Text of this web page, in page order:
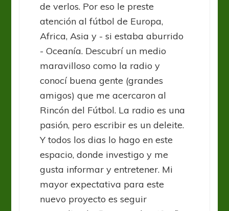
de verlos. Por eso le preste
atención al fútbol de Europa,
Africa, Asia y - si estaba aburrido
- Oceanía. Descubrí un medio
maravilloso como la radio y
conocí buena gente (grandes
amigos) que me acercaron al
Rincón del Fútbol. La radio es una
pasión, pero escribir es un deleite.
Y todos los dias lo hago en este
espacio, donde investigo y me
gusta informar y entretener. Mi
mayor expectativa para este
nuevo proyecto es seguir